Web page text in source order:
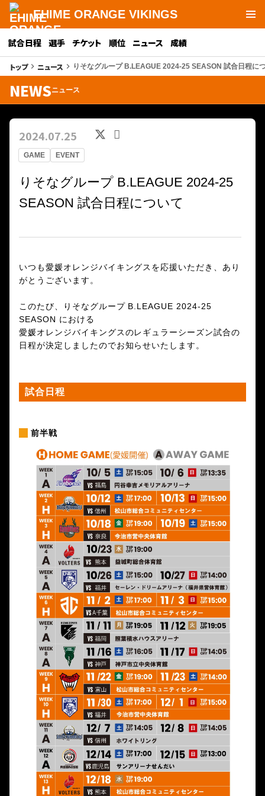
EHIME ORANGE VIKINGS
試合日程 選手 チケット 順位 ニュース 成績
トップkeyboard_arrow_right ニュース keyboard_arrow_right りそなグループ B.LEAGUE 2024-25 SEASON 試合日程に
NEWSニュース
GAME EVENT
2024.07.25
りそなグループ B.LEAGUE 2024-25
SEASON 試合日程について
いつも愛媛オレンジバイキングスを応援いただき、あり
がとうございます。
このたび、りそなグループ B.LEAGUE 2024-25
SEASON における
愛媛オレンジバイキングスのレギュラーシーズン試合の
日程が決定しましたのでお知らせいたします。
試合日程
前半戦